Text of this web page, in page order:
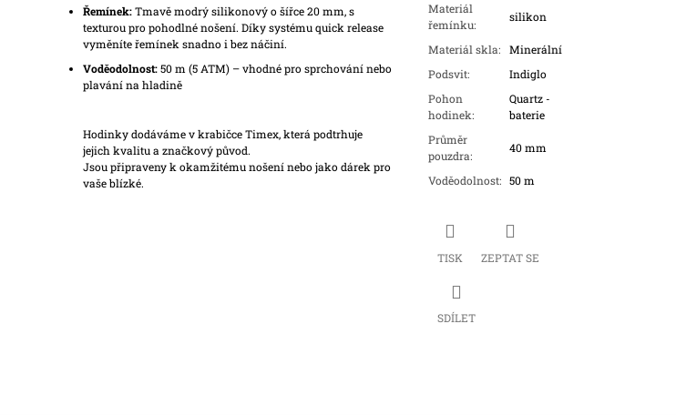
Řemínek:Tmavě modrý silikonový o šířce 20 mm, s
texturou pro pohodlné nošení. Díky systému quick release
vyměníte řemínek snadno i bez náčiní.
Voděodolnost:50 m (5 ATM) – vhodné pro sprchování nebo
plavání na hladině
Hodinky dodáváme v krabičce Timex, která podtrhuje
jejich kvalitu a značkový původ.
Jsou připraveny k okamžitému nošení nebo jako dárek pro
vaše blízké.
Materiál
řemínku:
silikon
Materiál skla:
Minerální
Podsvit:
Indiglo
Pohon
hodinek:
Quartz -
baterie
Průměr
pouzdra:
40 mm
Voděodolnost: 50 m
TISK ZEPTAT SE
SDÍLET